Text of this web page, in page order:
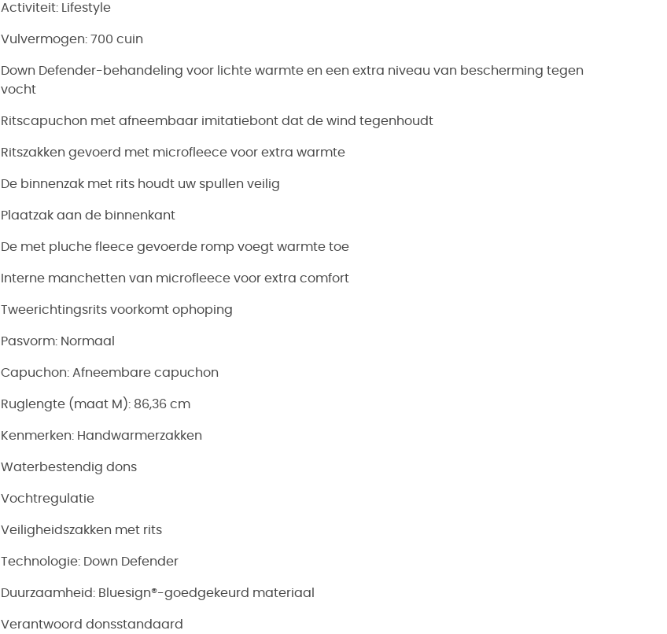
Activiteit: Lifestyle
Vulvermogen: 700 cuin
Down Defender-behandeling voor lichte warmte en een extra niveau van bescherming tegen
vocht
Ritscapuchon met afneembaar imitatiebont dat de wind tegenhoudt
Ritszakken gevoerd met microfleece voor extra warmte
De binnenzak met rits houdt uw spullen veilig
Plaatzak aan de binnenkant
De met pluche fleece gevoerde romp voegt warmte toe
Interne manchetten van microfleece voor extra comfort
Tweerichtingsrits voorkomt ophoping
Pasvorm: Normaal
Capuchon: Afneembare capuchon
Ruglengte (maat M): 86,36 cm
Kenmerken: Handwarmerzakken
Waterbestendig dons
Vochtregulatie
Veiligheidszakken met rits
Technologie: Down Defender
Duurzaamheid: Bluesign®-goedgekeurd materiaal
Verantwoord donsstandaard